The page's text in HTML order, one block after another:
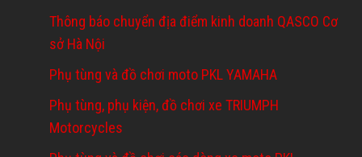
Thông báo chuyển địa điểm kinh doanh QASCO Cơ
sở Hà Nội
Phụ tùng và đồ chơi moto PKL YAMAHA
Phụ tùng, phụ kiện, đồ chơi xe TRIUMPH
Motorcycles